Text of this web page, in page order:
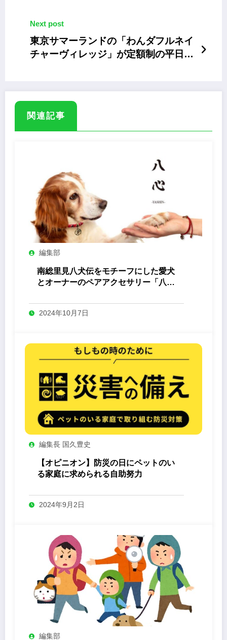
Next post
東京サマーランドの「わんダフルネイ
チャーヴィレッジ」が定額制の平日会
関連記事
編集部
南総里見八犬伝をモチーフにした愛犬
とオーナーのペアアクセサリー「八心
2024年10月7日
編集長 国久豊史
【オピニオン】防災の日にペットのい
る家庭に求められる自助努力
2024年9月2日
編集部